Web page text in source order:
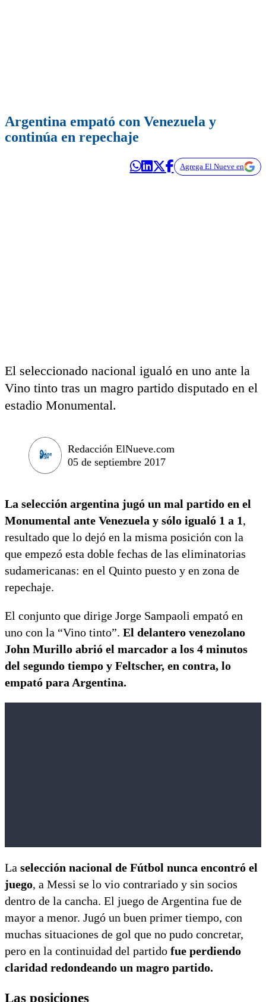
Argentina empató con Venezuela y
continúa en repechaje
Agrega El Nueve en
El seleccionado nacional igualó en uno ante la
Vino tinto tras un magro partido disputado en el
estadio Monumental.
Redacción ElNueve.com
05 de septiembre 2017
La selección argentina jugó un mal partido en el
Monumental ante Venezuela y sólo igualó 1 a 1,
resultado que lo dejó en la misma posición con la
que empezó esta doble fechas de las eliminatorias
sudamericanas: en el Quinto puesto y en zona de
repechaje.
El conjunto que dirige Jorge Sampaoli empató en
uno con la “Vino tinto”. El delantero venezolano
John Murillo abrió el marcador a los 4 minutos
del segundo tiempo y Feltscher, en contra, lo
empató para Argentina.
La selección nacional de Fútbol nunca encontró el
juego, a Messi se lo vio contrariado y sin socios
dentro de la cancha. El juego de Argentina fue de
mayor a menor. Jugó un buen primer tiempo, con
muchas situaciones de gol que no pudo concretar,
pero en la continuidad del partido fue perdiendo
claridad redondeando un magro partido.
Las posiciones